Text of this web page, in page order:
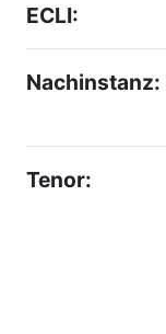
ECLI:
Nachinstanz:
Tenor: